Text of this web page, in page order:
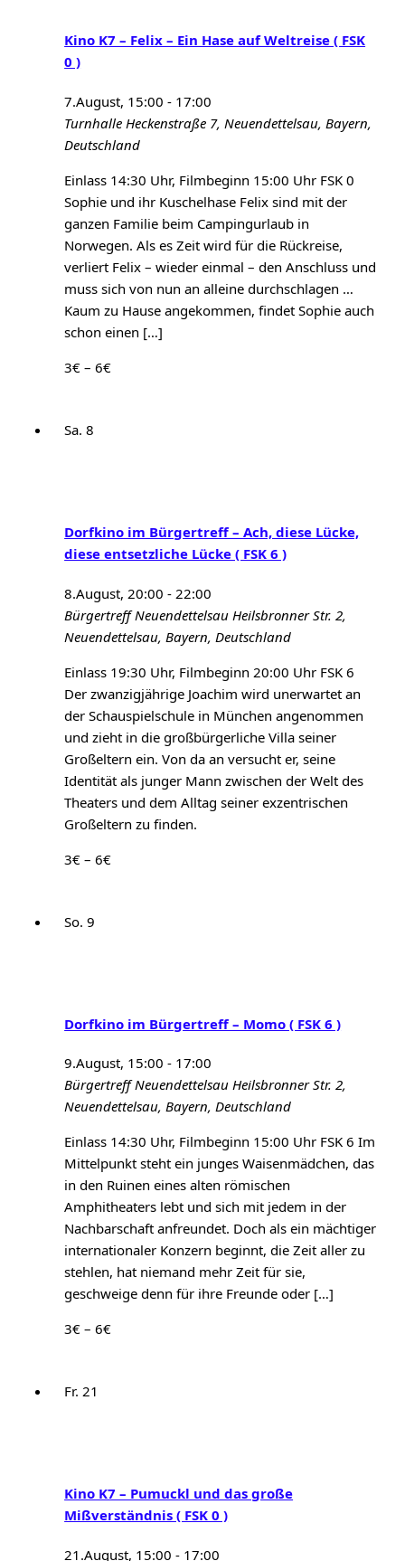
Kino K7 – Felix – Ein Hase auf Weltreise ( FSK
0 )
7.August, 15:00 - 17:00
Turnhalle Heckenstraße 7, Neuendettelsau, Bayern,
Deutschland
Einlass 14:30 Uhr, Filmbeginn 15:00 Uhr FSK 0
Sophie und ihr Kuschelhase Felix sind mit der
ganzen Familie beim Campingurlaub in
Norwegen. Als es Zeit wird für die Rückreise,
verliert Felix – wieder einmal – den Anschluss und
muss sich von nun an alleine durchschlagen …
Kaum zu Hause angekommen, findet Sophie auch
schon einen […]
3€ – 6€
Sa.8
Dorfkino im Bürgertreff – Ach, diese Lücke,
diese entsetzliche Lücke ( FSK 6 )
8.August, 20:00 - 22:00
Bürgertreff Neuendettelsau Heilsbronner Str. 2,
Neuendettelsau, Bayern, Deutschland
Einlass 19:30 Uhr, Filmbeginn 20:00 Uhr FSK 6
Der zwanzigjährige Joachim wird unerwartet an
der Schauspielschule in München angenommen
und zieht in die großbürgerliche Villa seiner
Großeltern ein. Von da an versucht er, seine
Identität als junger Mann zwischen der Welt des
Theaters und dem Alltag seiner exzentrischen
Großeltern zu finden.
3€ – 6€
So.9
Dorfkino im Bürgertreff – Momo ( FSK 6 )
9.August, 15:00 - 17:00
Bürgertreff NeuendettelsauHeilsbronner Str. 2,
Neuendettelsau, Bayern, Deutschland
Einlass 14:30 Uhr, Filmbeginn 15:00 Uhr FSK 6 Im
Mittelpunkt steht ein junges Waisenmädchen, das
in den Ruinen eines alten römischen
Amphitheaters lebt und sich mit jedem in der
Nachbarschaft anfreundet. Doch als ein mächtiger
internationaler Konzern beginnt, die Zeit aller zu
stehlen, hat niemand mehr Zeit für sie,
geschweige denn für ihre Freunde oder […]
3€ – 6€
Fr.21
Kino K7 – Pumuckl und das große
Mißverständnis ( FSK 0 )
21.August, 15:00 - 17:00